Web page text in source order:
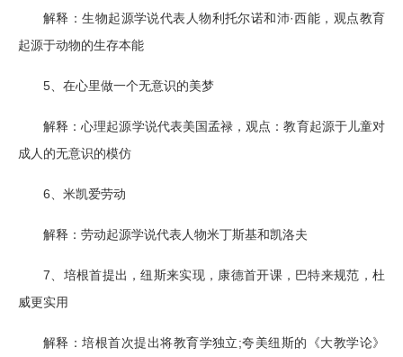
解释：生物起源学说代表人物利托尔诺和沛·西能，观点教育
起源于动物的生存本能
5、在心里做一个无意识的美梦
解释：心理起源学说代表美国孟禄，观点：教育起源于儿童对
成人的无意识的模仿
6、米凯爱劳动
解释：劳动起源学说代表人物米丁斯基和凯洛夫
7、培根首提出，纽斯来实现，康德首开课，巴特来规范，杜
威更实用
解释：培根首次提出将教育学独立 ;夸美纽斯的《大教学论》